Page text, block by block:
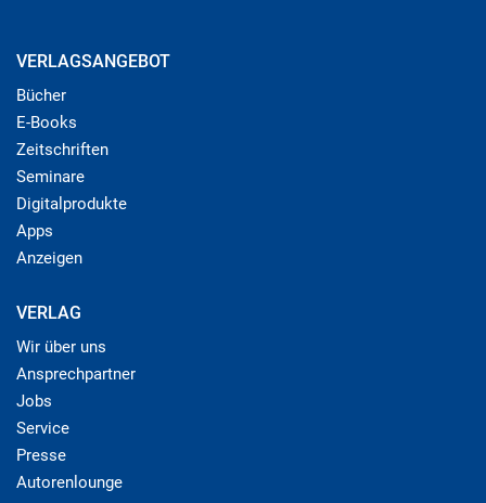
VERLAGSANGEBOT
Bücher
E-Books
Zeitschriften
Seminare
Digitalprodukte
Apps
Anzeigen
VERLAG
Wir über uns
Ansprechpartner
Jobs
Service
Presse
Autorenlounge